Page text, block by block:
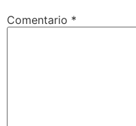
Comentario *